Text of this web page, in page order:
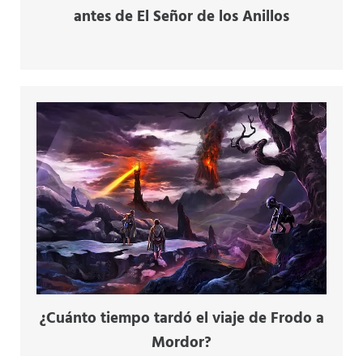
antes de El Señor de los Anillos
¿Cuánto tiempo tardó el viaje de Frodo a
Mordor?